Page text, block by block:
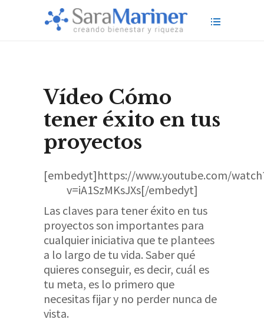
Vídeo Cómo
tener éxito en tus
proyectos
[embedyt]https://www.youtube.com/
v=iA1SzMKsJXs[/embedyt]
Las claves para tener éxito en tus
proyectos son importantes para
cualquier iniciativa que te plantees
a lo largo de tu vida. Saber qué
quieres conseguir, es decir, cuál es
tu meta, es lo primero que
necesitas fijar y no perder nunca de
vista.